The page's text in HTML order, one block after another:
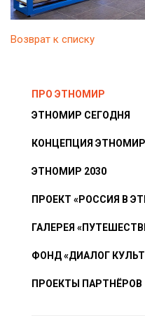
Возврат к списку
ПРО ЭТНОМИР
ЭТНОМИР СЕГОДНЯ
КОНЦЕПЦИЯ
ЭТНОМИР 2030
ПРОЕКТ «РОССИЯ В
ГАЛЕРЕЯ
ФОНД «ДИАЛОГ
ПРОЕКТЫ ПАРТНЁРОВ